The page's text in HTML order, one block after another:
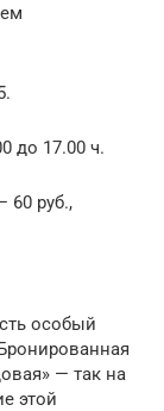
до 17.00 ч.
60 руб.,
особый
— так на
этой